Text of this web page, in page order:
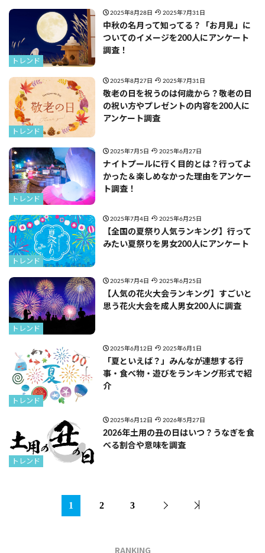
トレンド
2025年8月28日 2025年7月31日
中秋の名月って知ってる？「お月見」に
ついてのイメージを200人にアンケート
調査！
トレンド
2025年8月27日 2025年7月31日
敬老の日を祝うのは何歳から？敬老の日
の祝い方やプレゼントの内容を200人に
アンケート調査
トレンド
2025年7月5日 2025年6月27日
ナイトプールに行く目的とは？行ってよ
かった＆楽しめなかった理由をアンケー
ト調査！
トレンド
2025年7月4日 2025年6月25日
【全国の夏祭り人気ランキング】行って
みたい夏祭りを男女200人にアンケート
トレンド
2025年7月4日 2025年6月25日
【人気の花火大会ランキング】すごいと
思う花火大会を成人男女200人に調査
トレンド
2025年6月12日 2025年6月1日
「夏といえば？」みんなが連想する行
事・食べ物・遊びをランキング形式で紹
介
トレンド
2025年6月12日 2026年5月27日
2026年土用の丑の日はいつ？うなぎを食
べる割合や意味を調査
1 2 3